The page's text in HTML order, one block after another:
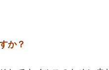
か？